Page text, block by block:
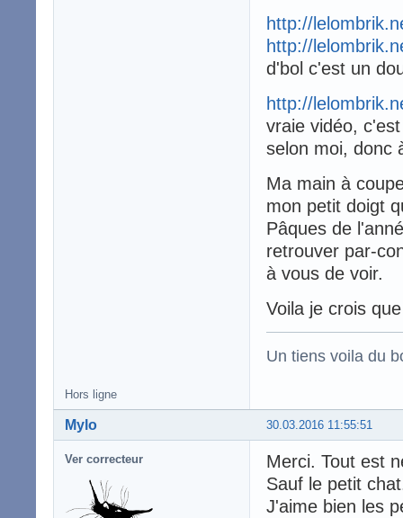
http://
http://
d'bol c'est un
http://
vraie vidéo,
selon moi, donc
Ma main à
mon petit doigt
Pâques de
retrouver par-
à vous de voir.
Voila je crois
Un tiens voila du
Hors ligne
30.03.2016 11:55:51
Mylo
Ver correcteur
Merci. Tout est
Sauf le petit
J'aime bien les